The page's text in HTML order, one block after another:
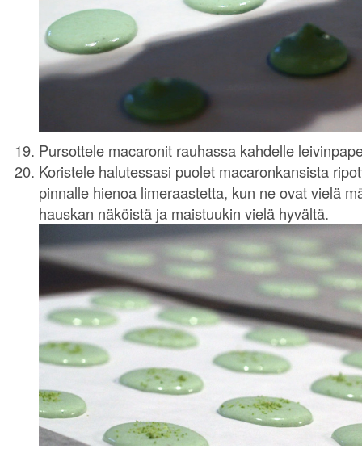
Pursottele macaronit rauhassa kahdelle
Koristele halutessasi puolet macaronkansista
pinnalle hienoa limeraastetta, kun ne ovat vielä
hauskan näköistä ja maistuukin vielä hyvältä.